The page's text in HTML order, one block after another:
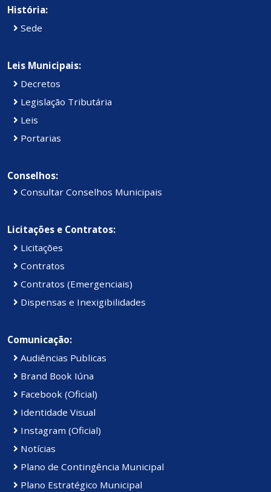
História:
Sede
Leis Municipais:
Decretos
Legislação Tributária
Leis
Portarias
Conselhos:
Consultar Conselhos Municipais
Licitações e Contratos:
Licitações
Contratos
Contratos (Emergenciais)
Dispensas e Inexigibilidades
Comunicação:
Audiências Publicas
Brand Book Iúna
Facebook (Oficial)
Identidade Visual
Instagram (Oficial)
Notícias
Plano de Contingência Municipal
Plano Estratégico Municipal